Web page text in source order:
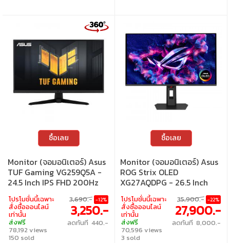
ซื้อเลย
Monitor (จอมอนิเตอร์) Asus
TUF Gaming VG259Q5A -
24.5 Inch IPS FHD 200Hz
AMD FreeSync Premium
โปรโมชั่นนี้เฉพาะ
สั่งซื้อออนไลน์
เท่านั้น
ส่งฟรี
78,192 views
150 sold
3,690.- -12%
3,250.-
ลดทันที 440.-
ซื้อเลย
Monitor (จอมอนิเตอร์) Asus
ROG Strix OLED
XG27AQDPG - 26.5 Inch
QD-OLED 2K 500Hz AMD
FreeSync Premium Pro
Nvidia G-Sync Compatible
โปรโมชั่นนี้เฉพาะ
สั่งซื้อออนไลน์
เท่านั้น
ส่งฟรี
70,596 views
3 sold
35,900.- -22%
27,900.-
ลดทันที 8,000.-